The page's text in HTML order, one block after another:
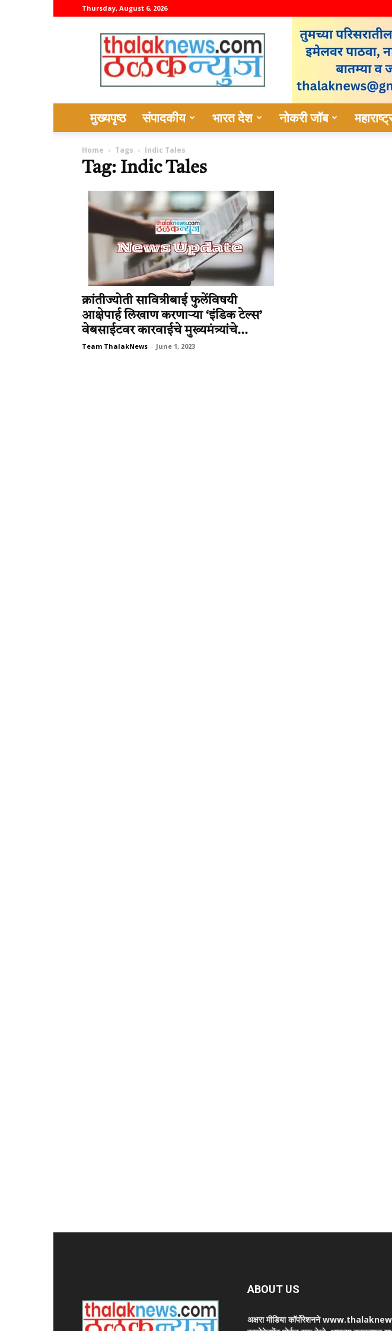
Thursday, August 6, 2026
thalaknews
मुख्यपृष्ठ संपादकीय भारत देश नोकरी जॉब
Home Tags Indic Tales
Tag: Indic Tales
क्रांतीज्योती सावित्रीबाई फुलेंविषयी
आक्षेपार्ह लिखाण करणाऱ्या ‘इंडिक टेल्स’
वेबसाईटवर कारवाईचे मुख्यमंत्र्यांचे...
Team ThalakNews - June 1, 2023
ABOUT US
अक्षरा मीडिया कॉर्पोरेशनने